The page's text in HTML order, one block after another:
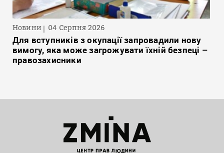
Новини 04 Серпня 2026
Для вступників з окупації запровадили нову
вимогу, яка може загрожувати їхній безпеці –
правозахисники